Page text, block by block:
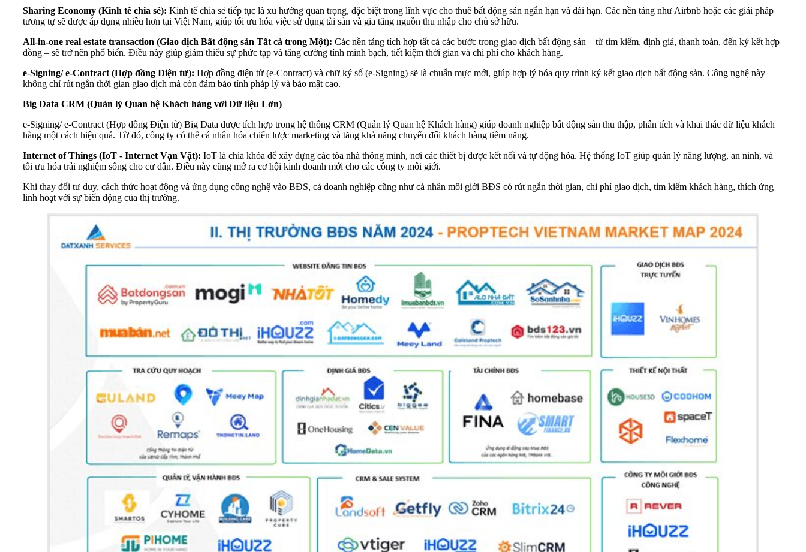
Sharing Economy (Kinh tế chia sẻ): Kinh tế chia sẻ tiếp tục là xu hướng quan trọng, đặc biệt trong lĩnh vực cho thuê bất động sản ngắn hạn và dài hạn. Các nền tảng như Airbnb hoặc các giải pháp
tương tự sẽ được áp dụng nhiều hơn tại Việt Nam, giúp tối ưu hóa việc sử dụng tài sản và gia tăng nguồn thu nhập cho chủ sở hữu.
All-in-one real estate transaction (Giao dịch Bất động sản Tất cả trong Một): Các nền tảng tích hợp tất cả các bước trong giao dịch bất động sản – từ tìm kiếm, định giá, thanh toán, đến ký kết hợp
đồng – sẽ trở nên phổ biến. Điều này giúp giảm thiểu sự phức tạp và tăng cường tính minh bạch, tiết kiệm thời gian và chi phí cho khách hàng.
e-Signing/ e-Contract (Hợp đồng Điện tử): Hợp đồng điện tử (e-Contract) và chữ ký số (e-Signing) sẽ là chuẩn mực mới, giúp hợp lý hóa quy trình ký kết giao dịch bất động sản. Công nghệ này
không chỉ rút ngắn thời gian giao dịch mà còn đảm bảo tính pháp lý và bảo mật cao.
Big Data CRM (Quản lý Quan hệ Khách hàng với Dữ liệu Lớn)
e-Signing/ e-Contract (Hợp đồng Điện tử) Big Data được tích hợp trong hệ thống CRM (Quản lý Quan hệ Khách hàng) giúp doanh nghiệp bất động sản thu thập, phân tích và khai thác dữ liệu khách
hàng một cách hiệu quả. Từ đó, công ty có thể cá nhân hóa chiến lược marketing và tăng khả năng chuyển đổi khách hàng tiềm năng.
Internet of Things (IoT - Internet Vạn Vật): IoT là chìa khóa để xây dựng các tòa nhà thông minh, nơi các thiết bị được kết nối và tự động hóa. Hệ thống IoT giúp quản lý năng lượng, an ninh, và
tối ưu hóa trải nghiệm sống cho cư dân. Điều này cũng mở ra cơ hội kinh doanh mới cho các công ty môi giới.
Khi thay đổi tư duy, cách thức hoạt động và ứng dụng công nghệ vào BĐS, cả doanh nghiệp cũng như cá nhân môi giới BĐS có rút ngắn thời gian, chi phí giao dịch, tìm kiếm khách hàng, thích ứng
linh hoạt với sự biến động của thị trường.